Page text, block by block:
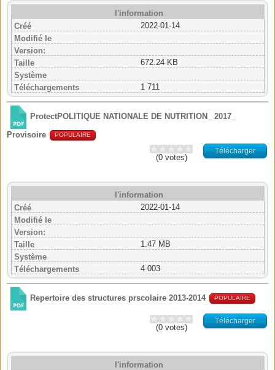
l'information
Créé
2022-01-14
Modifié le
Version:
Taille
672.24 KB
Système
Téléchargements
1 711
ProtectPOLITIQUE NATIONALE DE NUTRITION_ 2017_
Provisoire
POPULAIRE
Télécharger
(0 votes)
l'information
Créé
2022-01-14
Modifié le
Version:
Taille
1.47 MB
Système
Téléchargements
4 003
Repertoire des structures prscolaire 2013-2014 POPULAIRE
Télécharger
(0 votes)
l'information